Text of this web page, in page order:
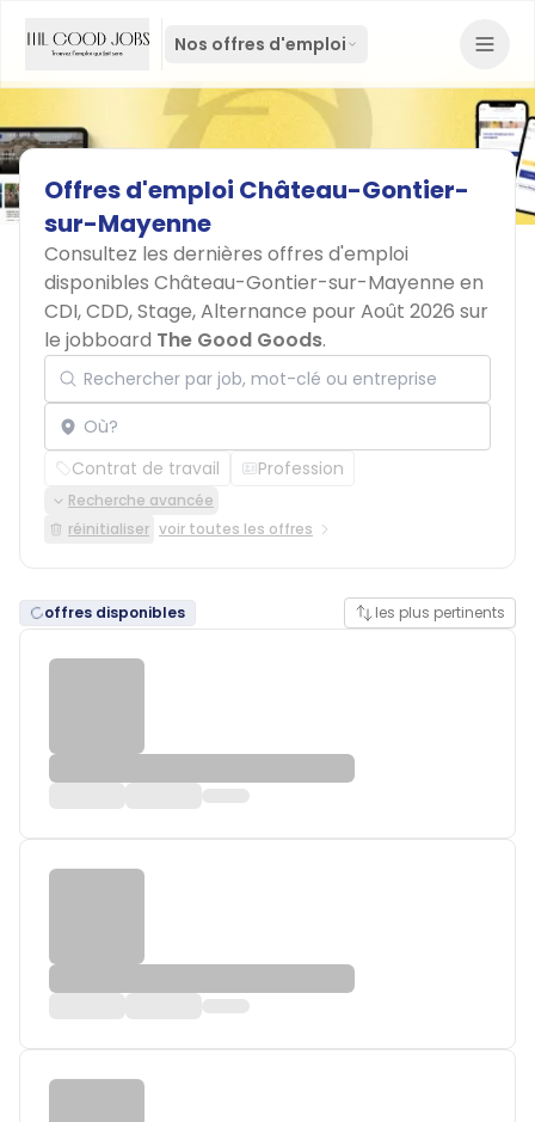
Nos offres d'emploi
Offresd'emploi Château-Gontier-
sur-Mayenne
Consultez les dernières offres d'emploi
disponibles Château-Gontier-sur-Mayenne en
CDI, CDD, Stage, Alternance pour Août 2026 sur
le jobboard The Good Goods.
Rechercher par job, mot-clé ou entreprise
Localisation
Contrat de travail Profession
Recherche avancée
réinitialiser voir toutes les offres
offres disponibles les plus pertinents